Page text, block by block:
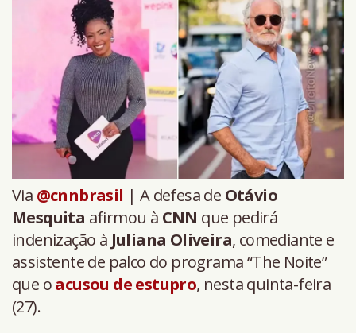
Via @cnnbrasil | A defesa de Otávio
Mesquita afirmou à CNN que pedirá
indenização à Juliana Oliveira, comediante e
assistente de palco do programa “The Noite”
que oacusou de estupro, nesta quinta-feira
(27).